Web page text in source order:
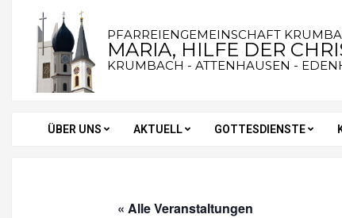
content
PFARREIENGEMEINSCHAFT
MARIA, HILFE DER
KRUMBACH - ATTENHAUSEN -
Secondary
ÜBER UNS AKTUELL GOTTESDIENSTE
« Alle Veranstaltungen